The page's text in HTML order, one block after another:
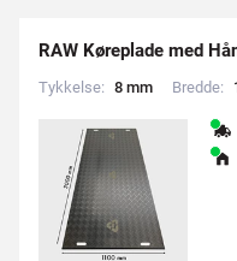
RAW Køreplade med
Tykkelse: 8 mm Bredde: